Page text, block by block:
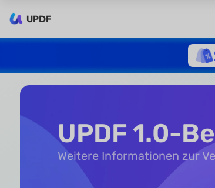
UPDF
UPDF 1.0-
Weitere Informationen zur